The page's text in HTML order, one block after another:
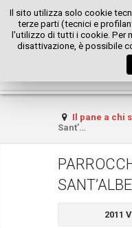
Il pane a chi
Sant’…
2011
Il sito utilizza solo cookie
terze parti (tecnici e
l'utilizzo di tutti i cookie. Per
disattivazione, è possibile